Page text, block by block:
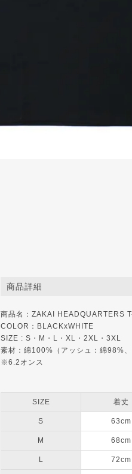
商品詳細
商品名：ZAKAI HEADQUARTERS
COLOR：BLACKxWHITE
SIZE : S・M・L・XL・2XL・3XL
素材：綿100%（アッシュ：綿98%
※6.2オンス
SIZE 着丈
S 63cm
M 68cm
L 72cm